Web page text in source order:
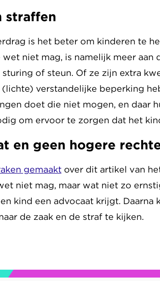
straffen
is het beter om kinderen te
niet mag, is namelijk meer aan
of steun. Of ze zijn extra
verstandelijke beperking
doet die niet mogen, en daar
om ervoor te zorgen dat het
en geen hogere
gemaaktover dit artikel van
niet mag, maar wat niet zo
kind een advocaat krijgt. Daarna
de zaak en de straf te kijken.